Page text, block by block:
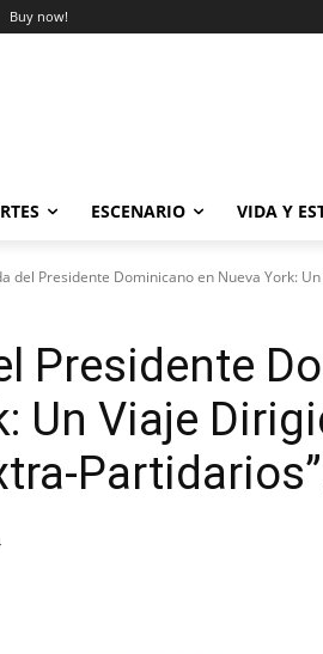
Buy now!
ESCENARIO VIDA Y
del Presidente Dominicano en Nueva York:
Presidente
Un Viaje